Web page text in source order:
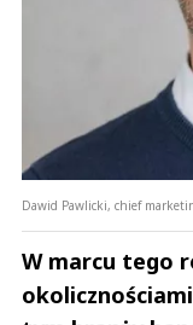
Dawid Pawlicki, chief
W marcu tego